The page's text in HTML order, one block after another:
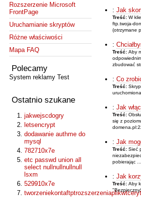
Rozszerzenie Microsoft
FrontPage
Uruchamianie skryptów
Różne właściwości
Mapa FAQ
Polecamy
System reklamy Test
Ostatnio szukane
jakwejscdogry
letsencrypt
dodawanie authme do
mysql
782710x7e
etc passwd union all
select nullnullnullnull
lsxm
529910x7e
: Jak
Treść: W
ftp.twoja-
(otrzymane
:
Treść: Aby
zbudować
: Co
Treść:
: Jak
Treść:
się z
: Jak
Treść: Sieć
pobierając ...
: Jak
Treść: Aby